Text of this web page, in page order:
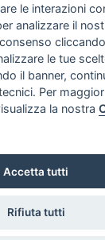
le interazioni
analizzare il
le tue
il banner,
Per
la nostra
Accetta tutti
Rifiuta tutti